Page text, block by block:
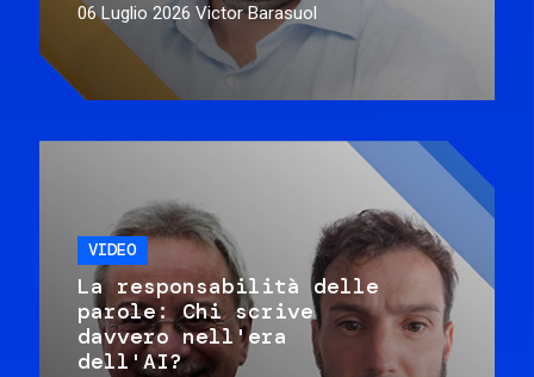
06 Luglio 2026 Victor Barasuol
VIDEO
La responsabilità delle
parole: Chi scrive
davvero nell'era
dell'AI?